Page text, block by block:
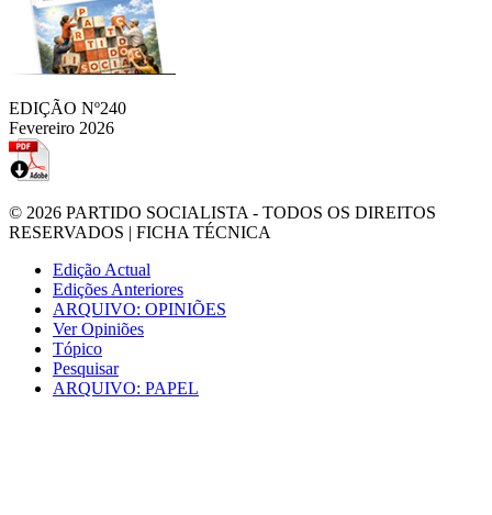
EDIÇÃO Nº240
Fevereiro 2026
© 2026 PARTIDO SOCIALISTA - TODOS OS DIREITOS
RESERVADOS | FICHA TÉCNICA
Edição Actual
Edições Anteriores
ARQUIVO: OPINIÕES
Ver Opiniões
Tópico
Pesquisar
ARQUIVO: PAPEL